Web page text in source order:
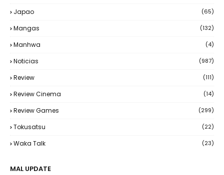
Japao (65)
Mangas (132)
Manhwa (4)
Noticias (987)
Review (111)
Review Cinema (14)
Review Games (299)
Tokusatsu (22)
Waka Talk (23)
MAL UPDATE